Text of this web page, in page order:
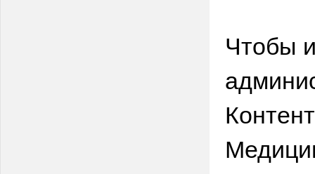
Чтобы